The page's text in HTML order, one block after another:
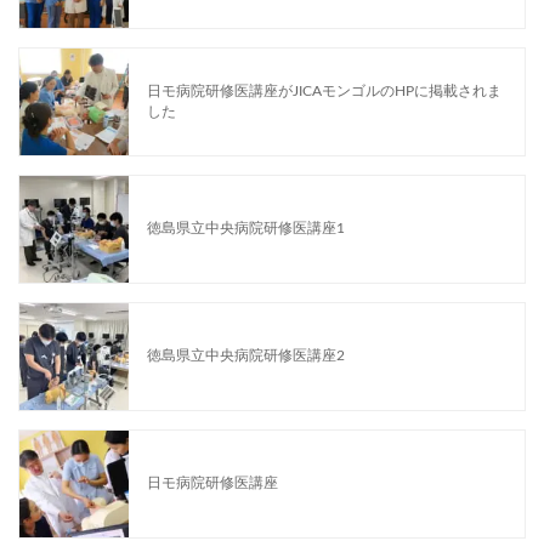
日モ病院研修医講座がJICAモンゴルのHPに掲載されま
した
徳島県立中央病院研修医講座1
徳島県立中央病院研修医講座2
日モ病院研修医講座